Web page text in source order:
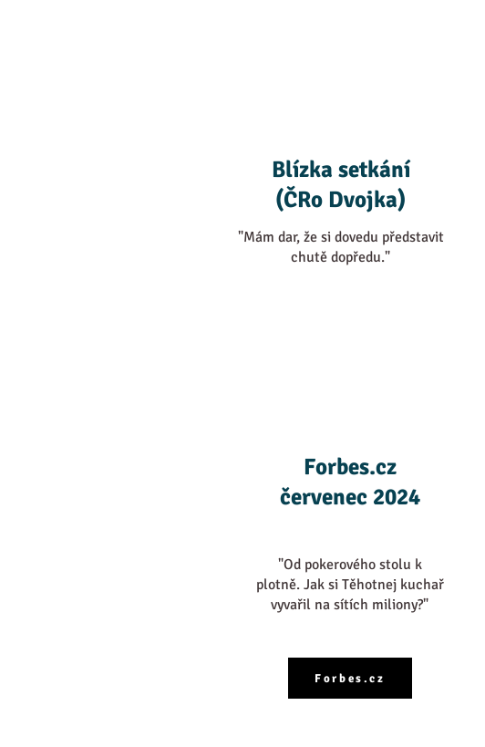
Blízka setkání
(ČRo Dvojka)
"Mám dar, že si dovedu představit
chutě dopředu."
Forbes.cz
červenec 2024
"Od pokerového stolu k
plotně. Jak si Těhotnej kuchař
vyvařil na sítích miliony?"
Forbes.cz